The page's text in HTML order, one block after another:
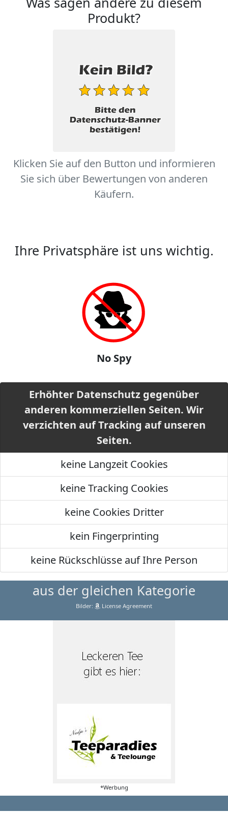
Produkt?
Klicken Sie auf den Button und informieren
Sie sich über Bewertungen von anderen
Käufern.
Ihre Privatsphäre ist uns wichtig.
No Spy
Erhöhter Datenschutz gegenüber
anderen kommerziellen Seiten. Wir
verzichten auf Tracking auf unseren
Seiten.
keine Langzeit Cookies
keine Tracking Cookies
keine Cookies Dritter
kein Fingerprinting
keine Rückschlüsse auf Ihre Person
aus der gleichen Kategorie
Bilder: License Agreement
*Werbung